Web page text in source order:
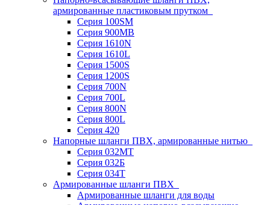
армированные пластиковым прутком
Серия 100SM
Серия 900MB
Серия 1610N
Серия 1610L
Серия 1500S
Серия 1200S
Серия 700N
Серия 700L
Серия 800N
Серия 800L
Серия 420
Напорные шланги ПВХ, армированные нитью
Серия 032МТ
Серия 032Б
Серия 034Т
Армированные шланги ПВХ
Армированные шланги для воды